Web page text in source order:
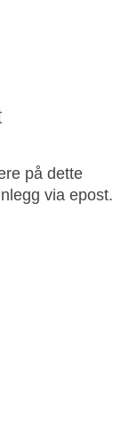
på dette
via epost.